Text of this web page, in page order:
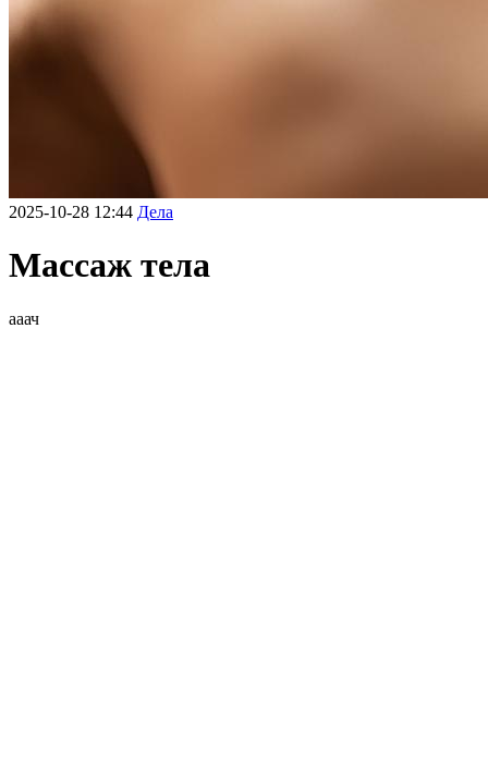
2025-10-28 12:44 Дела
Массаж тела
ааач